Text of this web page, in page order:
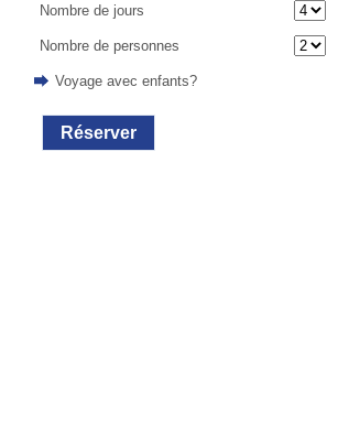
Nombre de jours
Nombre de personnes
Voyage avec enfants?
Réserver